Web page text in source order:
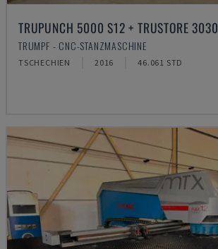
TRUPUNCH 5000 S12 + TRUSTORE 3030
TRUMPF - CNC-STANZMASCHINE
TSCHECHIEN 2016 46.061 STD